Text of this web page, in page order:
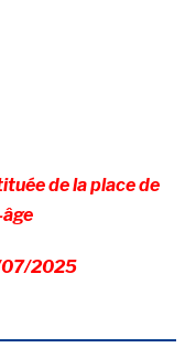
de la place de
07/2025